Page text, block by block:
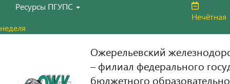
Ресурсы ПГУПС
Нечётная
неделя
Ожерельевский
– филиал федерального
бюджетного